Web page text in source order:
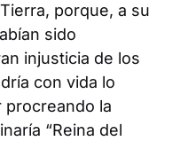
porque, a su
sido
injusticia de los
con vida lo
la
“Reina del